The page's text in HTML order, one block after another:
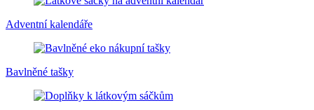
Adventní kalendáře
Bavlněné tašky